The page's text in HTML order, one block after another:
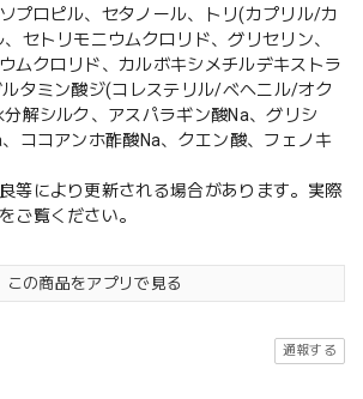
プロピル、セタノール、トリ(カプリル/カ
セトリモニウムクロリド、グリセリン、
ムクロリド、カルボキシメチルデキストラ
タミン酸ジ(コレステリル/ベヘニル/オク
解シルク、アスパラギン酸Na、グリシ
ココアンホ酢酸Na、クエン酸、フェノキ
等により更新される場合があります。実際
ご覧ください。
この商品をアプリで見る
通報する